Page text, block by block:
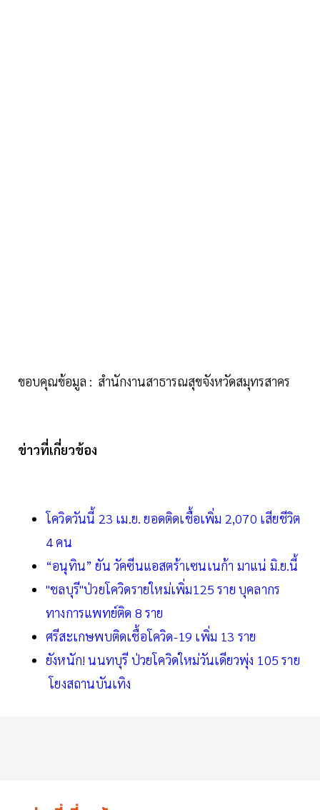
ขอบคุณข้อมูล : สำนักงานสาธารณสุขจังหวัดสมุทรสาคร
ข่าวที่เกี่ยวข้อง
โควิดวันนี้ 23 เม.ย. ยอดติดเชื้อเพิ่ม 2,070 เสียชีวิต
4 คน
“อนุทิน” ยัน วัคซีนแอสตร้าเซนเนก้า มาแน่ มิ.ย.นี้
"ชลบุรี"ป่วยโควิดรายใหม่เพิ่ม125 ราย บุคลากร
ทางการแพทย์ติด 8 ราย
ศรีสะเกษพบติดเชื้อโควิด-19 เพิ่ม 13 ราย
ยังหนัก! นนทบุรี ป่วยโควิดใหม่วันเดียวพุ่ง 105 ราย
โยงสถานบันเทิง